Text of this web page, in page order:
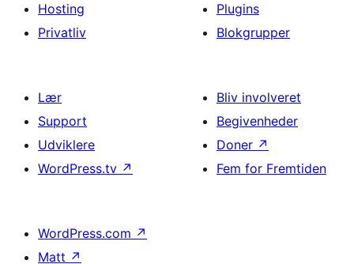
Hosting
Privatliv
Plugins
Blokgrupper
Lær
Support
Udviklere
WordPress.tv ↗
Bliv involveret
Begivenheder
Doner ↗
Fem for Fremtiden
WordPress.com ↗
Matt ↗